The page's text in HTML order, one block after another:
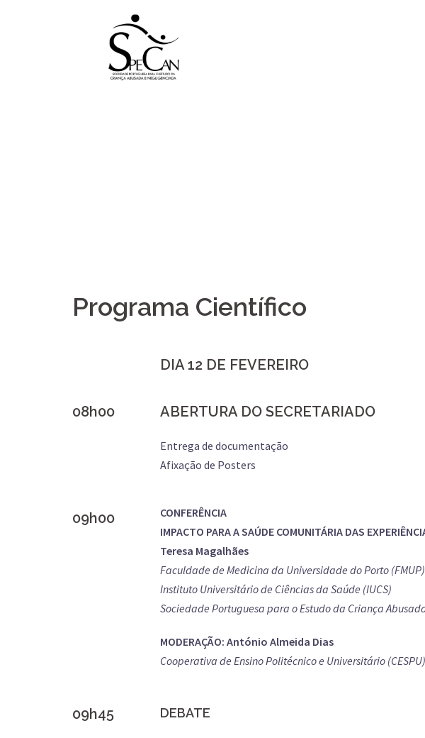
Programa Científico
DIA 12 DE FEVEREIRO
08h00 ABERTURA DO SECRETARIADO
Entrega de documentação
Afixação de Posters
09h00
CONFERÊNCIA
IMPACTO PARA A SAÚDE COMUNITÁRIA DAS
Teresa Magalhães
Faculdade de Medicina da Universidade do Porto (FMUP)
Instituto Universitário de Ciências da Saúde (IUCS)
Sociedade Portuguesa para o Estudo da Criança
MODERAÇÃO: António Almeida Dias
Cooperativa de Ensino Politécnico e Universitário (CESPU)
09h45 DEBATE